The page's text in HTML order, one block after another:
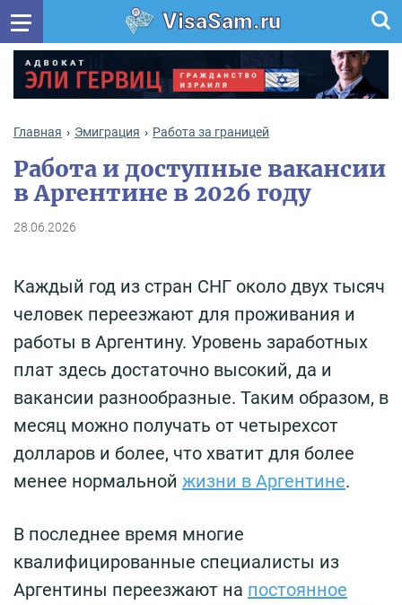
VisaSam.ru
Главная Эмиграция Работа за границей
Работа и доступные вакансии
в Аргентине в 2026 году
28.06.2026
Каждый год из стран СНГ около двух тысяч
человек переезжают для проживания и
работы в Аргентину. Уровень заработных
плат здесь достаточно высокий, да и
вакансии разнообразные. Таким образом, в
месяц можно получать от четырехсот
долларов и более, что хватит для более
менее нормальной жизни в Аргентине.
В последнее время многие
квалифицированные специалисты из
Аргентины переезжают на постоянное